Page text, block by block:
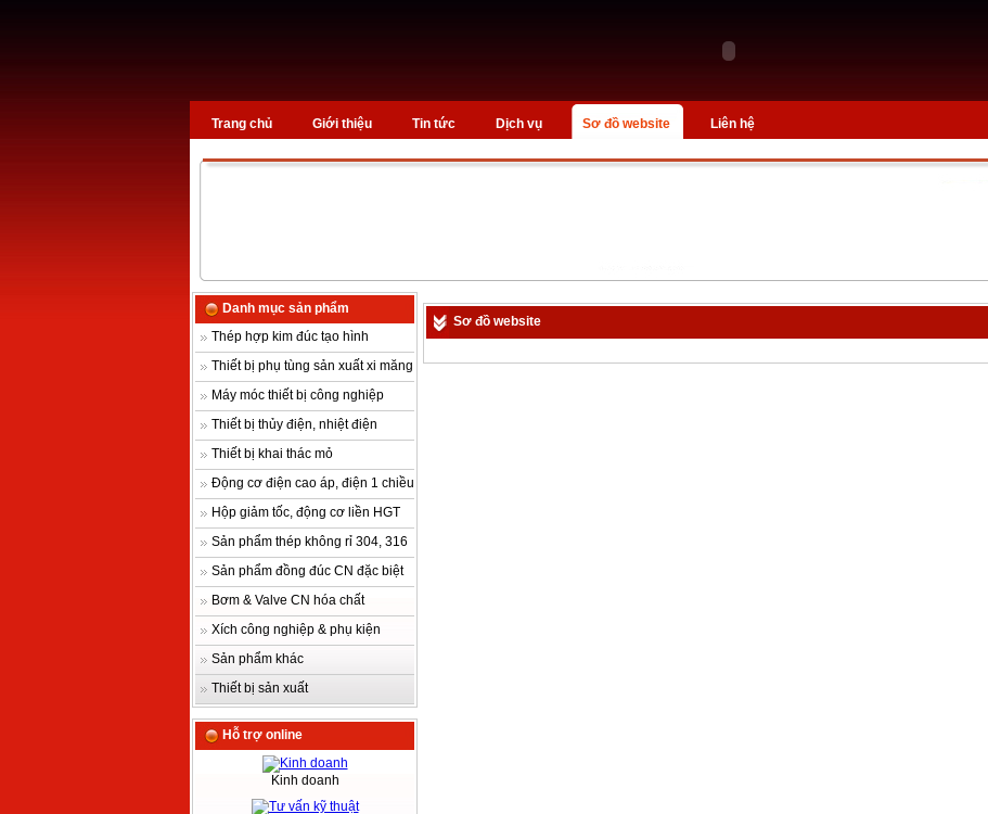
Trang chủ Giới thiệu Tin tức Dịch vụ Sơ đồ website Liên hệ
Danh mục sản phẩm
Thép hợp kim đúc tạo hình
Thiết bị phụ tùng sản xuất xi măng
Máy móc thiết bị công nghiệp
Thiết bị thủy điện, nhiệt điện
Thiết bị khai thác mỏ
Động cơ điện cao áp, điện 1 chiều
Hộp giảm tốc, động cơ liền HGT
Sản phẩm thép không rỉ 304, 316
Sản phẩm đồng đúc CN đặc biệt
Bơm & Valve CN hóa chất
Xích công nghiệp & phụ kiện
Sản phẩm khác
Thiết bị sản xuất
Hỗ trợ online
Kinh doanh
Sơ đồ website